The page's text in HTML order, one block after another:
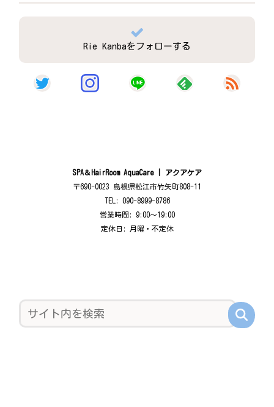
Rie Kanbaをフォローする
SPA＆HairRoom AquaCare | アクアケア
〒690-0023 島根県松江市竹矢町808-11
TEL: 090-8999-8786
営業時間: 9:00〜19:00
定休日: 月曜・不定休